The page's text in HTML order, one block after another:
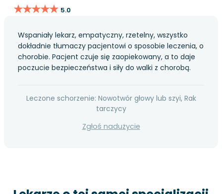
★★★★★
★★★★★ 5.0
Wspaniały lekarz, empatyczny, rzetelny, wszystko
dokładnie tłumaczy pacjentowi o sposobie leczenia, o
chorobie. Pacjent czuje się zaopiekowany, a to daje
poczucie bezpieczeństwa i siły do walki z chorobą.
Leczone schorzenie: Nowotwór głowy lub szyi, Rak
tarczycy
Zgłoś nadużycie